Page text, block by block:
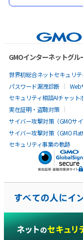
GMOインターネットグ
世界初総合ネットセキュリテ
パスワード漏洩診断
Web
セキュリティ相談AIチャット
実在証明・盗聴対策
サイバー攻撃対策（GMOサ
サイバー攻撃対策（GMO Flatt
セキュリティ事業の軌跡